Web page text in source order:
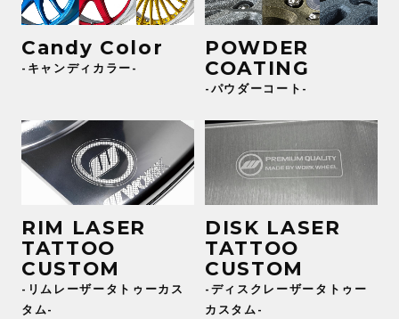
Candy Color
-キャンディカラー-
POWDER
COATING
-パウダーコート-
RIM LASER
TATTOO
CUSTOM
-リムレーザータトゥーカス
タム-
DISK LASER
TATTOO
CUSTOM
-ディスクレーザータトゥー
カスタム-